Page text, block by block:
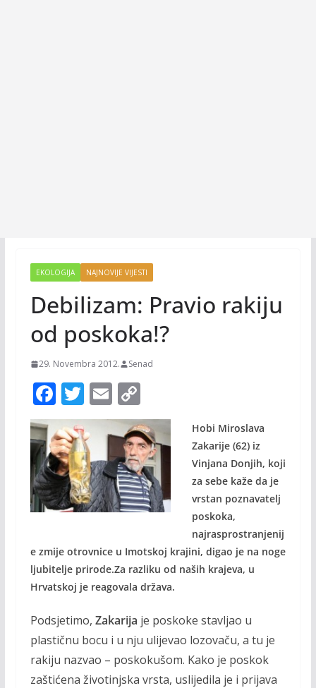
EKOLOGIJA NAJNOVIJE VIJESTI
Debilizam: Pravio rakiju
od poskoka!?
29. Novembra 2012. Senad
F
ac
e
b
o
o
T
w
itt
er
E
m
ai
l
C
o
p
y
Li
n
Hobi Miroslava
Zakarije (62) iz
Vinjana Donjih, koji
za sebe kaže da je
vrstan poznavatelj
poskoka,
najrasprostranjenij
e zmije otrovnice u Imotskoj krajini, digao je na noge
ljubitelje prirode.Za razliku od naših krajeva, u
Hrvatskoj je reagovala država.
Podsjetimo, Zakarija je poskoke stavljao u
plastičnu bocu i u nju ulijevao lozovaču, a tu je
rakiju nazvao – poskokušom. Kako je poskok
zaštićena životinjska vrsta, uslijedila je i prijava